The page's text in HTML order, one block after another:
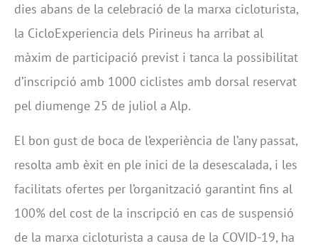
dies abans de la celebració de la marxa cicloturista,
la CicloExperiencia dels Pirineus ha arribat al
màxim de participació previst i tanca la possibilitat
d’inscripció amb 1000 ciclistes amb dorsal reservat
pel diumenge 25 de juliol a Alp.
El bon gust de boca de l’experiència de l’any passat,
resolta amb èxit en ple inici de la desescalada, i les
facilitats ofertes per l’organització garantint fins al
100% del cost de la inscripció en cas de suspensió
de la marxa cicloturista a causa de la COVID-19, ha